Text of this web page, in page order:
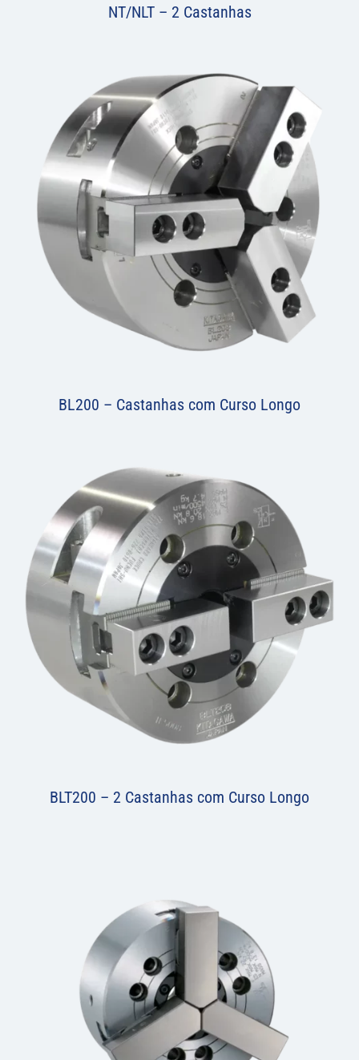
NT/NLT – 2 Castanhas
BL200 – Castanhas com Curso Longo
BLT200 – 2 Castanhas com Curso Longo